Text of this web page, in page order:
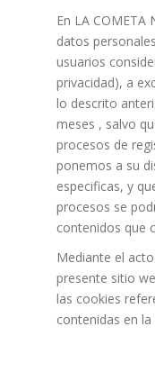
En LA COMETA
datos
usuarios
privacidad), a
lo descrito
meses , salvo
procesos de
ponemos a su
especificas, y
procesos se
contenidos que
Mediante el
presente sitio
las cookies
contenidas en